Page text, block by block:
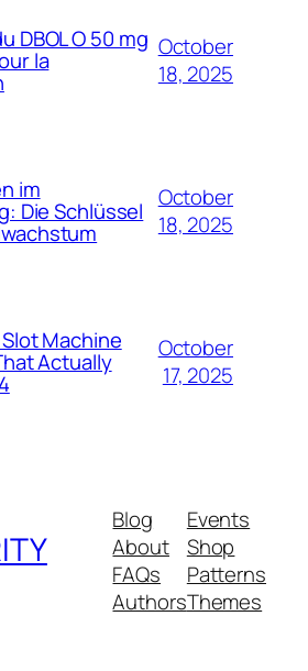
DBOL O 50 mg
la
October
18, 2025
im
Die Schlüssel October
18, 2025
Machine
Actually
October
17, 2025
Blog
About
FAQs
Authors
Events
Shop
Patterns
Themes